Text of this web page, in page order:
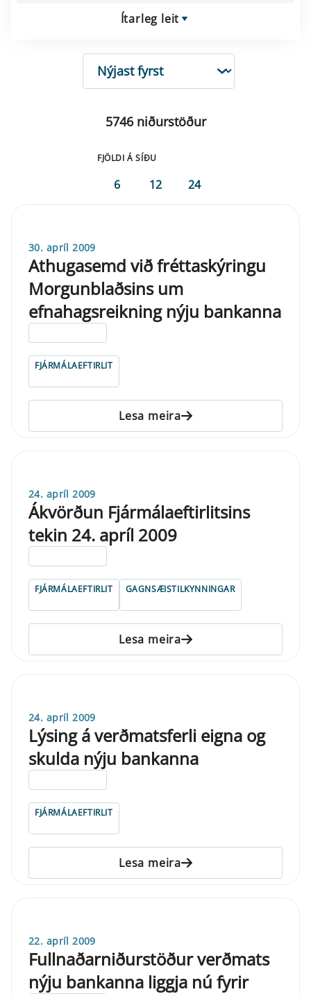
Ítarleg leit
RÖÐUN
5746 niðurstöður
FJÖLDI Á SÍÐU
6 12 24
30. apríl 2009
Athugasemd við fréttaskýringu
Morgunblaðsins um
efnahagsreikning nýju bankanna
FJÁRMÁLAEFTIRLIT
Lesa meira
24. apríl 2009
Ákvörðun Fjármálaeftirlitsins
tekin 24. apríl 2009
FJÁRMÁLAEFTIRLIT GAGNSÆISTILKYNNINGAR
Lesa meira
24. apríl 2009
Lýsing á verðmatsferli eigna og
skulda nýju bankanna
FJÁRMÁLAEFTIRLIT
Lesa meira
22. apríl 2009
Fullnaðarniðurstöður verðmats
nýju bankanna liggja nú fyrir